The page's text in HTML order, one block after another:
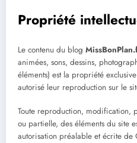
Propriété
Le contenu du blog
animées, sons, dessins,
éléments) est la propriété
autorisé leur reproduction sur le
Toute reproduction, modification,
ou partielle, des éléments du site
autorisation préalable et écrite de